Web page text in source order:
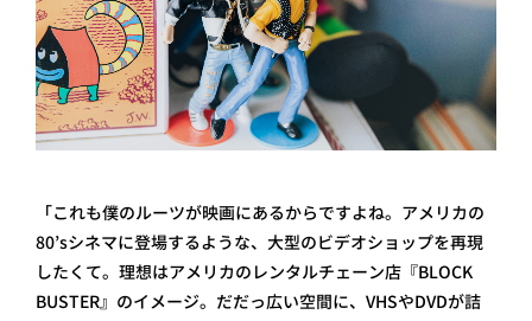
「これも僕のルーツが映画にあるからですよね。アメリカの
80’sシネマに登場するような、大型のビデオショップを再現
したくて。理想はアメリカのレンタルチェーン店『BLOCK
BUSTER』のイメージ。だだっ広い空間に、VHSやDVDが詰